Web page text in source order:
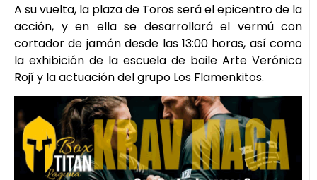
A su vuelta, la plaza de Toros será el epicentro de la
acción, y en ella se desarrollará el vermú con
cortador de jamón desde las 13:00 horas, así como
la exhibición de la escuela de baile Arte Verónica
Rojí y la actuación del grupo Los Flamenkitos.